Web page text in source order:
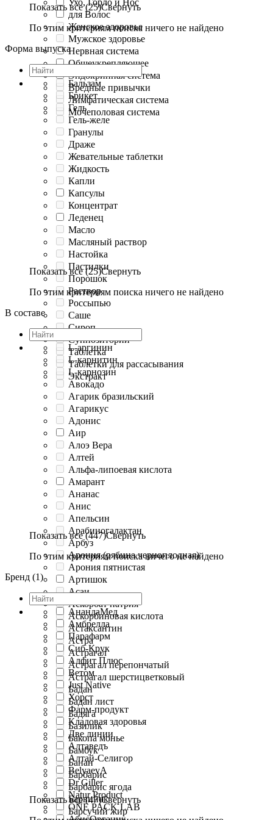
для Волос
Женское здоровье
Мужское здоровье
Нервная система
Общеукрепляющее
Эндокринная система
Вредные привычки
Лимфатическая система
Мочеполовая система
Показать все (25)Свернуть
По этим критериям поиска ничего не найдено
Форма выпуска
Бальзам
Брикет
Гель
Гель-желе
Гранулы
Драже
Жевательные таблетки
Жидкость
Капли
Капсулы
Концентрат
Леденец
Масло
Масляный раствор
Настойка
Пастилки
Порошок
Раствор
Россыпью
Саше
Сироп
Суппозитории
Таблетка
Таблетки для рассасывания
Экстракт
Показать все (25)Свернуть
По этим критериям поиска ничего не найдено
В составе
L-аргинин
L-карнитин
L-карнозин
Авокадо
Агарик бразильский
Агарикус
Адонис
Аир
Алоэ Вера
Алтей
Альфа-липоевая кислота
Амарант
Ананас
Анис
Апельсин
Арабиногалактан
Арбуз
Арония (рябина черноплодная)
Арония пятнистая
Артишок
Асаи
Аскорбат натрия
Аскорбиновая кислота
Астаксантин
Астра
Астрагал
Астрагал перепончатый
Астрагал шерстицветковый
Бадан
Бадан лист
Бадяга
Базилик
Бакопа монье
Бамбук
Банан
Барбарис
Барбарис ягода
Барвинок
Барсучий жир
Показать все (447)Свернуть
По этим критериям поиска ничего не найдено
Бренд (1)
АнандаМед
Амбрелла
Парафарм
Сиб-Крук
Алфит Плюс
Ветом
Just Native
Хорст
Фарм-продукт
Кладовая здоровья
Две линии
Алтаведъ
Алтай-Селигор
BelyaevA
Dr Giller
Natur Product
ONE PACK LAB
Показать все (47)Свернуть